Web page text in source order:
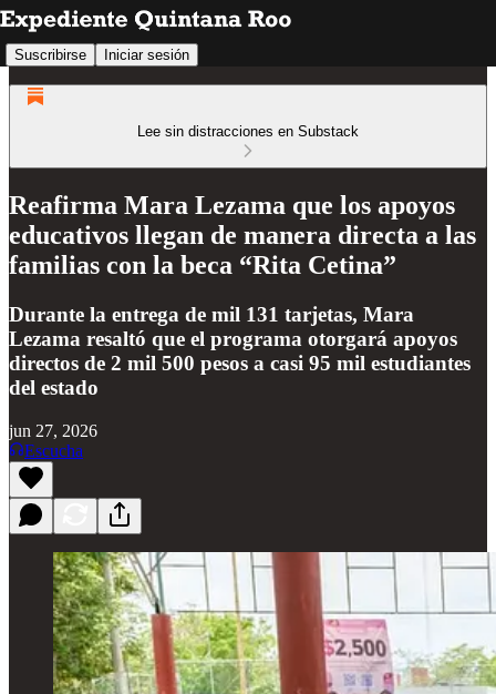
Suscribirse Iniciar sesión
Lee sin distracciones en Substack
Reafirma Mara Lezama que los apoyos
educativos llegan de manera directa a las
familias con la beca “Rita Cetina”
Durante la entrega de mil 131 tarjetas, Mara
Lezama resaltó que el programa otorgará apoyos
directos de 2 mil 500 pesos a casi 95 mil estudiantes
del estado
jun 27, 2026
Escucha